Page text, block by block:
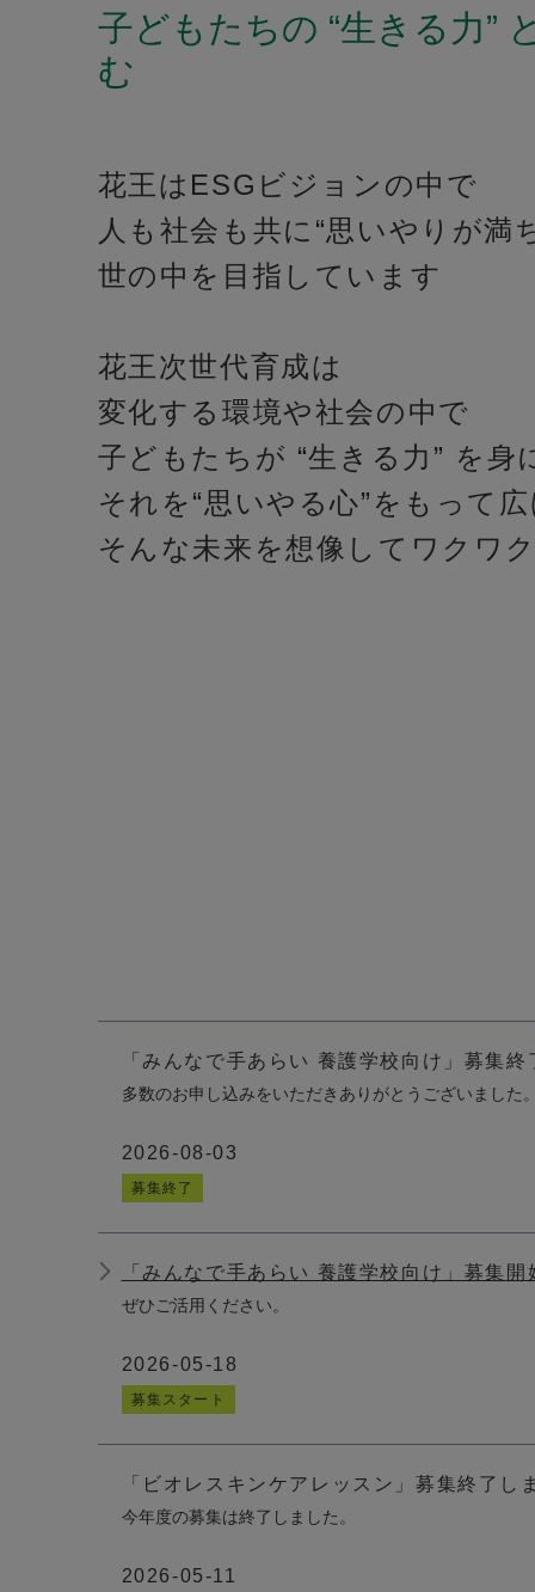
子どもたちの “生きる力”
む
花王はESGビジョンの中で
人も社会も共に“思いやりが満
世の中を目指しています
花王次世代育成は
変化する環境や社会の中で
子どもたちが “生きる力” を身
それを“思いやる心”をもって
そんな未来を想像してワクワ
「みんなで手あらい 養護学校向け」募集終
多数のお申し込みをいただきありがとうございました
2026-08-03
募集終了
「みんなで手あらい 養護学校向け」募集開
ぜひご活用ください。
2026-05-18
募集スタート
「ビオレスキンケアレッスン」募集終了し
今年度の募集は終了しました。
2026-05-11